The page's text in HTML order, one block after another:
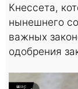
Кнессета,
нынешнего
важных
одобрения